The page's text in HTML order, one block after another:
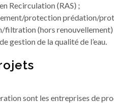
Recirculation (RAS) ;
protection prédation/
filtration (hors renouvellement)
gestion de la qualité de l’eau.
sont les entreprises de